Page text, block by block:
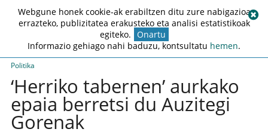
Politika
‘Herriko tabernen’ aurkako
epaia berretsi du Auzitegi
Gorenak
Webgune honek cookie-ak erabiltzen ditu zure nabigazioa
errazteko, publizitatea erakusteko eta analisi estatistikoak
egiteko. Onartu
Informazio gehiago nahi baduzu, kontsultatu hemen.